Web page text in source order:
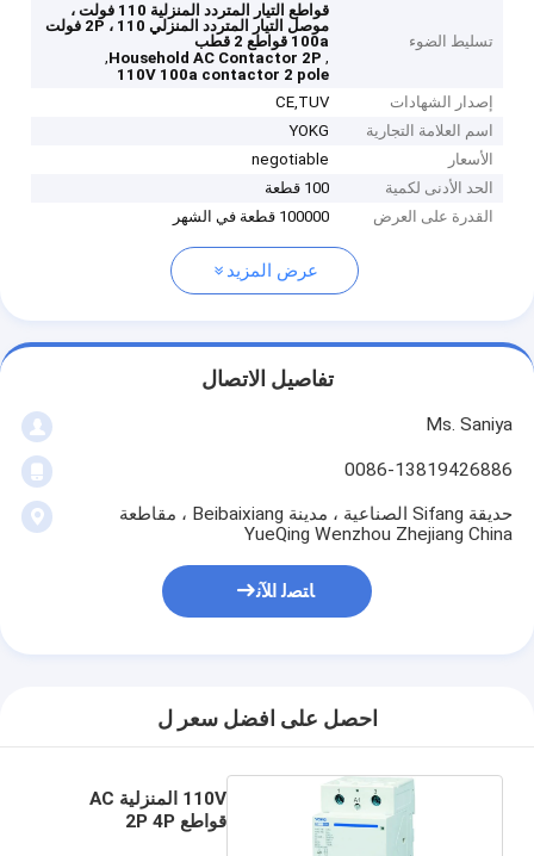
تسليط الضوء
قواطع التيار المتردد المنزلية 110 فولت ،
موصل التيار المتردد المنزلي 2P ، 110 فولت
100a قواطع 2 قطب
,
Household AC Contactor 2P
,
110V 100a contactor 2 pole
إصدار الشهادات
CE,TUV
اسم العلامة التجارية
YOKG
الأسعار
negotiable
الحد الأدنى لكمية
100 قطعة
القدرة على العرض
100000 قطعة في الشهر
عرض المزيد
تفاصيل الاتصال
Ms. Saniya
0086-13819426886
حديقة Sifang الصناعية ، مدينة Beibaixiang ، مقاطعة
YueQing Wenzhou Zhejiang China
ﺎﺘﺼﻟ ﺍﻶﻧ
احصل على افضل سعر ل
110V المنزلية AC
قواطع 2P 4P